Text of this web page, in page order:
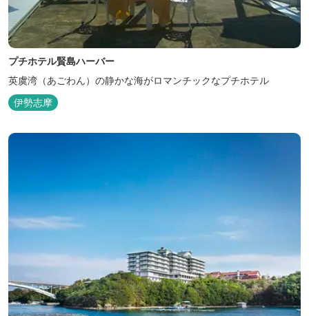
プチホテル賢島ハーバー
英虞湾（あごわん）の静かな海がロマンチックなプチホテル
伊勢志摩